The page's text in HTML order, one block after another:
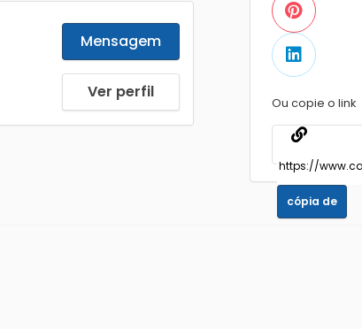
Ou copie o link
cópia de
Mensagem
Ver perfil